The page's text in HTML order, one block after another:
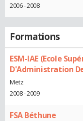
2006 - 2008
Formations
ESM-IAE (Ecole
D'Administration
Metz
2008 - 2009
FSA Béthune